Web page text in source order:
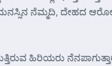
ಮನಸ್ಸಿನ ನೆಮ್ಮದಿ, ದೇಹದ
ಹಿರಿಯರು